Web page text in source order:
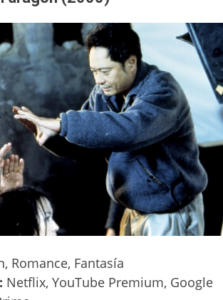
Romance, Fantasía
Netflix, YouTube Premium, Google